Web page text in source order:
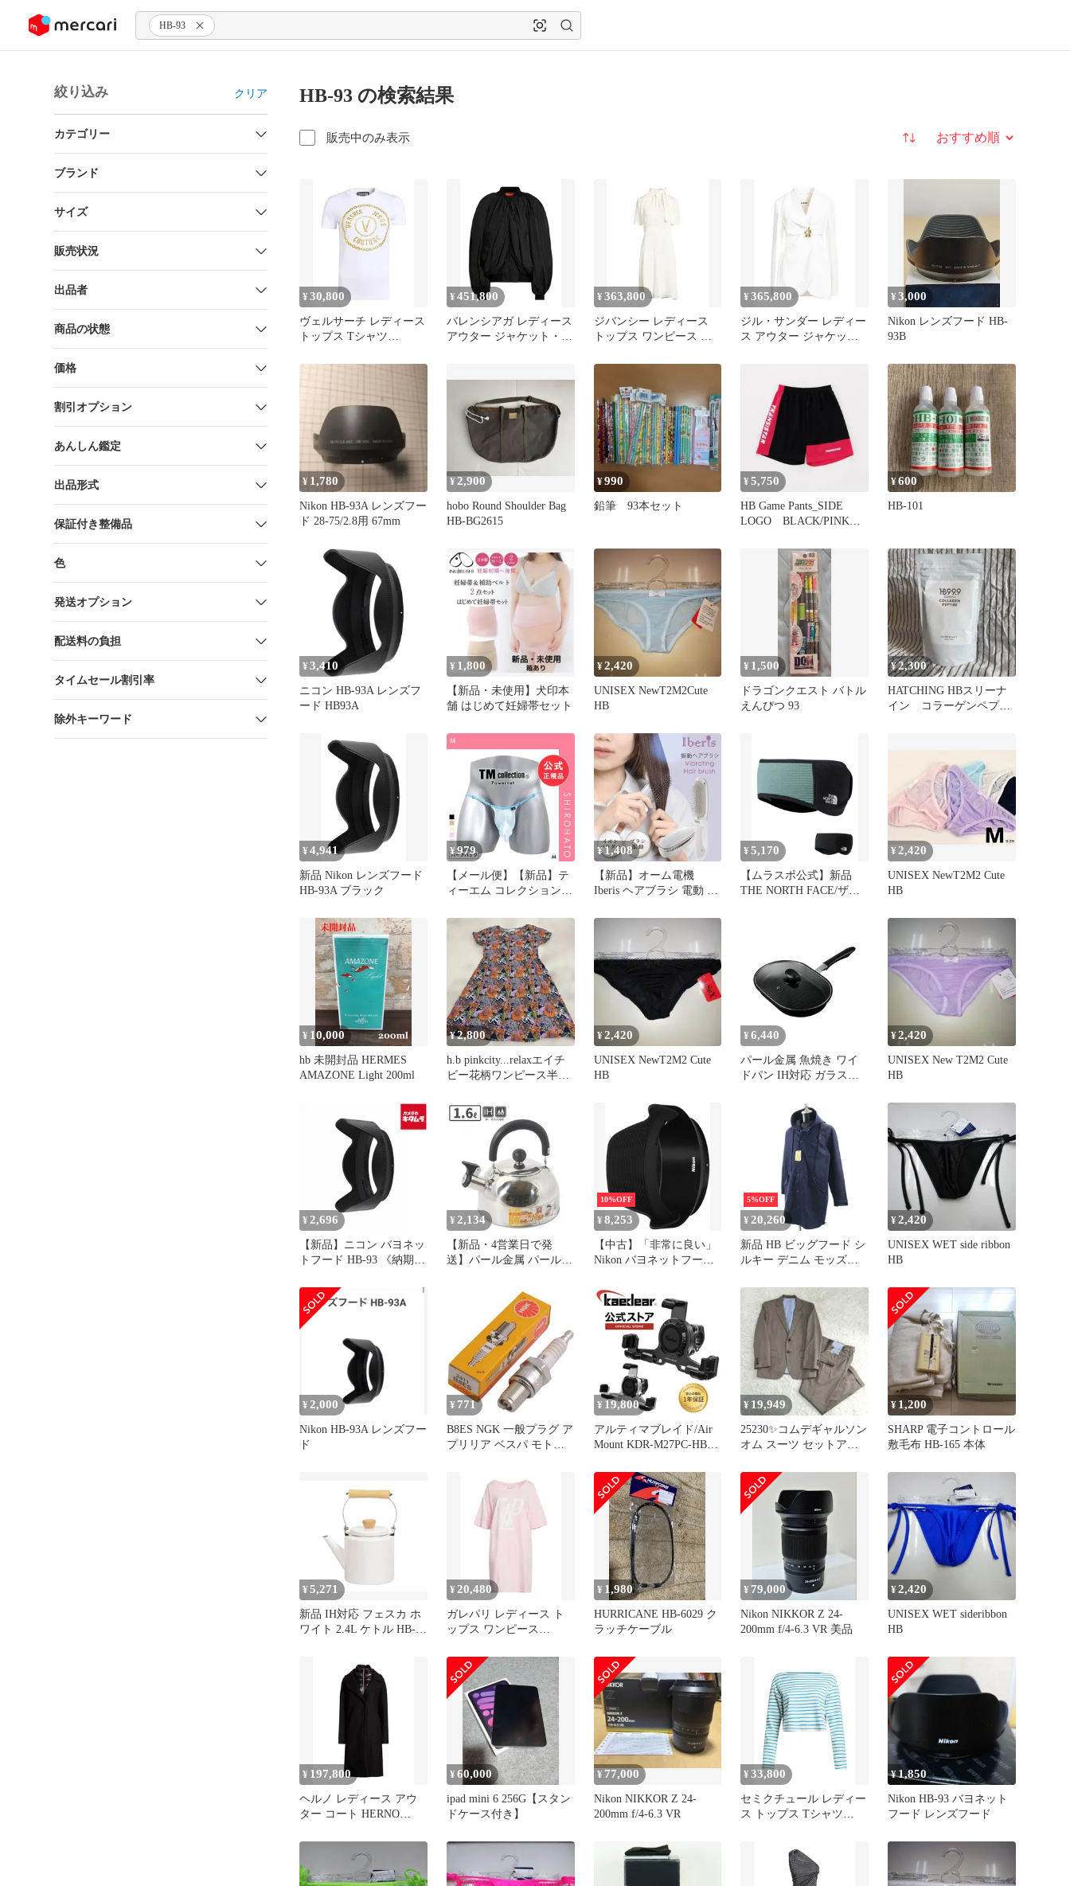
ツにスキップ HB-93
絞り込み クリア
カテゴリー
ブランド
サイズ
販売状況
出品者
商品の状態
価格
割引オプション
あんしん鑑定
出品形式
保証付き整備品
色
発送オプション
配送料の負担
タイムセール割引率
除外キーワード
HB-93 の検索結果
販売中のみ表示 並び替え
¥30,800
ヴェルサーチ レディース
トップス Tシャツ
COUTURE White ホワイ
¥451,800
バレンシアガ レディース
アウター ジャケット・ブ
¥363,800
ジバンシー レディース
トップス ワンピース シ
White ホワイト
¥365,800
ジル・サンダー レディー
ス アウター ジャケッ
White ホワイト
¥3,000
Nikon レンズフード HB-
93B
¥ 1,780
Nikon HB-93A レンズフー
ド 28-75/2.8用 67mm
¥ 2,900
hobo Round Shoulder Bag
HB-BG2615
¥990
鉛筆 93本セット
¥5,750
HB Game Pants_SIDE
LOGO BLACK/PINK
¥600
HB-101
¥ 3,410
ニコン HB-93A レンズフ
ード HB93A
¥ 1,800
【新品・未使用】犬印本
舗 はじめて妊婦帯セット
¥2,420
UNISEX NewT2M2Cute
HB
¥ 1,500
ドラゴンクエスト バトル
えんぴつ 93
¥2,300
HATCHING HBスリーナ
イン コラーゲンペプチ
¥4,941
新品 Nikon レンズフード
HB-93A ブラック
¥979
【メール便】【新品】テ
ィーエム コレクション
Mountain Bulge ハーフバ
ック ビキニ HB(M)
¥1,408
【新品】オーム電機
Iberis ヘアブラシ 電動 頭
コードレス 携帯 電池式
単4形1本 マイナスイオン
パウダー配合 折りたたみ
式 ブラシパーツ 取り外
し可 水洗い可 ミラー付
ホワイト｜HB-TB1178W
¥5,170
【ムラスポ公式】新品
THE NORTH FACE/ザ・
¥ 2,420
UNISEX NewT2M2 Cute
HB
¥ 10,000
hb 未開封品 HERMES
AMAZONE Light 200ml
¥2,800
h.b pinkcity...relaxエイチ
ビー花柄ワンピース半袖
¥2,420
UNISEX NewT2M2 Cute
HB
¥ 6,440
パール金属 魚焼き ワイ
ドパン IH対応 ガラス蓋
ァン HB-4539pms
¥2,420
UNISEX New T2M2 Cute
HB
¥ 2,696
【新品】ニコン バヨネッ
トフード HB-93 《納期約
¥ 2,134
【新品・4営業日で発
送】パール金属 パール
フキケトル1.6L
10%OFF
¥8,253
【中古】「非常に良い」
Nikon バヨネットフード
200mm f/4-6.3 VR用
5%OFF
¥ 20,260
新品 HB ビッグフード シ
ルキー デニム モッズコ
グコート デニムジャケッ
ト インディゴ ブルー メ
ンズ 【200227】
¥2,420
UNISEX WET side ribbon
HB
¥ 2,000
Nikon HB-93A レンズフー
ド
¥ 771
B8ES NGK 一般プラグ ア
プリリア ベスパ モトグ
¥ 19,800
アルティマブレイド/Air
Mount KDR-M27PC-HB
¥ 19,949
25230✨️コムデギャルソン
オム スーツ セットアッ
¥ 1,200
SHARP 電子コントロール
敷毛布 HB-165 本体
¥5,271
新品 IH対応 フェスカ ホ
ワイト 2.4L ケトル HB-
¥ 20,480
ガレパリ レディース ト
ップス ワンピース
ピンク
¥ 1,980
HURRICANE HB-6029 ク
ラッチケーブル
¥ 79,000
Nikon NIKKOR Z 24-
200mm f/4-6.3 VR 美品
¥2,420
UNISEX WET sideribbon
HB
¥ 197,800
ヘルノ レディース アウ
ター コート HERNO
¥60,000
ipad mini 6 256G【スタン
ドケース付き】
¥ 77,000
Nikon NIKKOR Z 24-
200mm f/4-6.3 VR
¥33,800
セミクチュール レディー
ス トップス Tシャツ
¥1,850
Nikon HB-93 バヨネット
フード レンズフード